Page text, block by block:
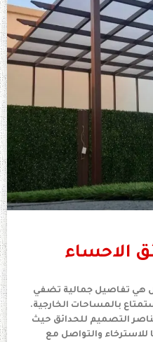
الاحساء
هي تفاصيل جمالية تضفي
بالمساحات الخارجية.
التصميم للحدائق حيث
للاسترخاء والتواصل مع